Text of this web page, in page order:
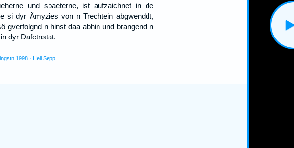
und spaeterne, ist aufzaichnet in de
si dyr Ämyzies von n Trechtein abgwenddt,
gverfolgnd n hinst daa abhin und brangend n
dyr Dafetnstat.
1998 · Hell Sepp